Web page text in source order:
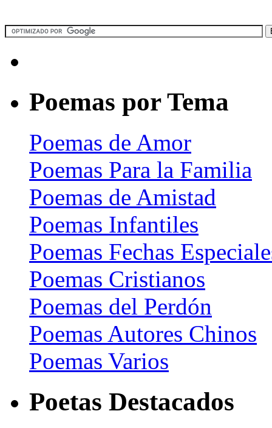
Poemas por Tema
Poemas de Amor
Poemas Para la Familia
Poemas de Amistad
Poemas Infantiles
Poemas Fechas
Poemas Cristianos
Poemas del Perdón
Poemas Autores Chinos
Poemas Varios
Poetas Destacados